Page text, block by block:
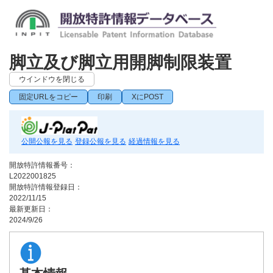
脚立及び脚立用開脚制限装置
ウインドウを閉じる
固定URLをコピー 印刷 XにPOST
公開公報を見る 登録公報を見る 経過情報を見る
開放特許情報番号：
L2022001825
開放特許情報登録日：
2022/11/15
最新更新日：
2024/9/26